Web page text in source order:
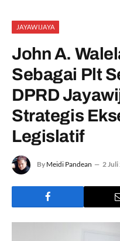
JAYAWIJAYA
John A.
Sebagai Plt
DPRD
Strategis
Legislatif
By Meidi Pandean 2